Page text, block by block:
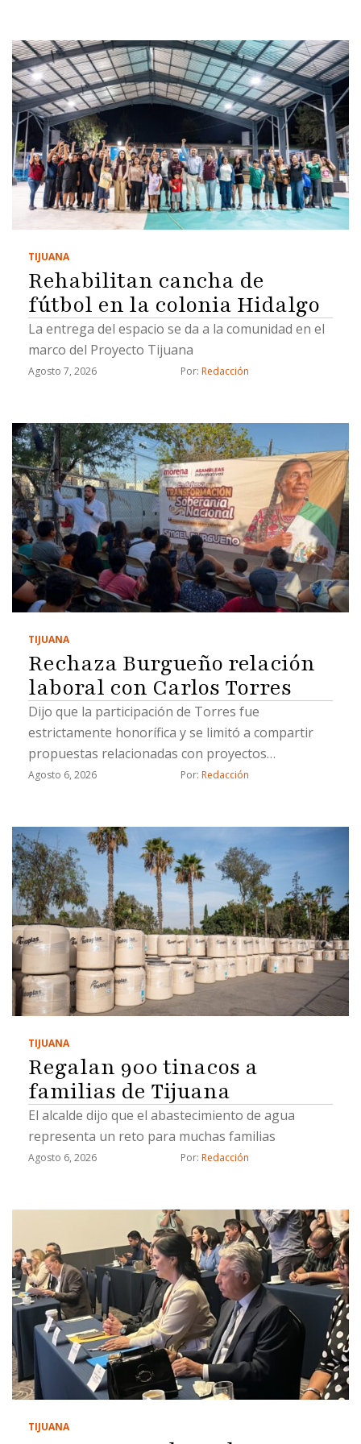
TIJUANA
Rehabilitan cancha de
fútbol en la colonia Hidalgo
La entrega del espacio se da a la comunidad en el
marco del Proyecto Tijuana
Agosto 7, 2026 Por: Redacción
TIJUANA
Rechaza Burgueño relación
laboral con Carlos Torres
Dijo que la participación de Torres fue
estrictamente honorífica y se limitó a compartir
propuestas relacionadas con proyectos
estratégicos
Agosto 6, 2026 Por: Redacción
TIJUANA
Regalan 900 tinacos a
familias de Tijuana
El alcalde dijo que el abastecimiento de agua
representa un reto para muchas familias
Agosto 6, 2026 Por: Redacción
TIJUANA